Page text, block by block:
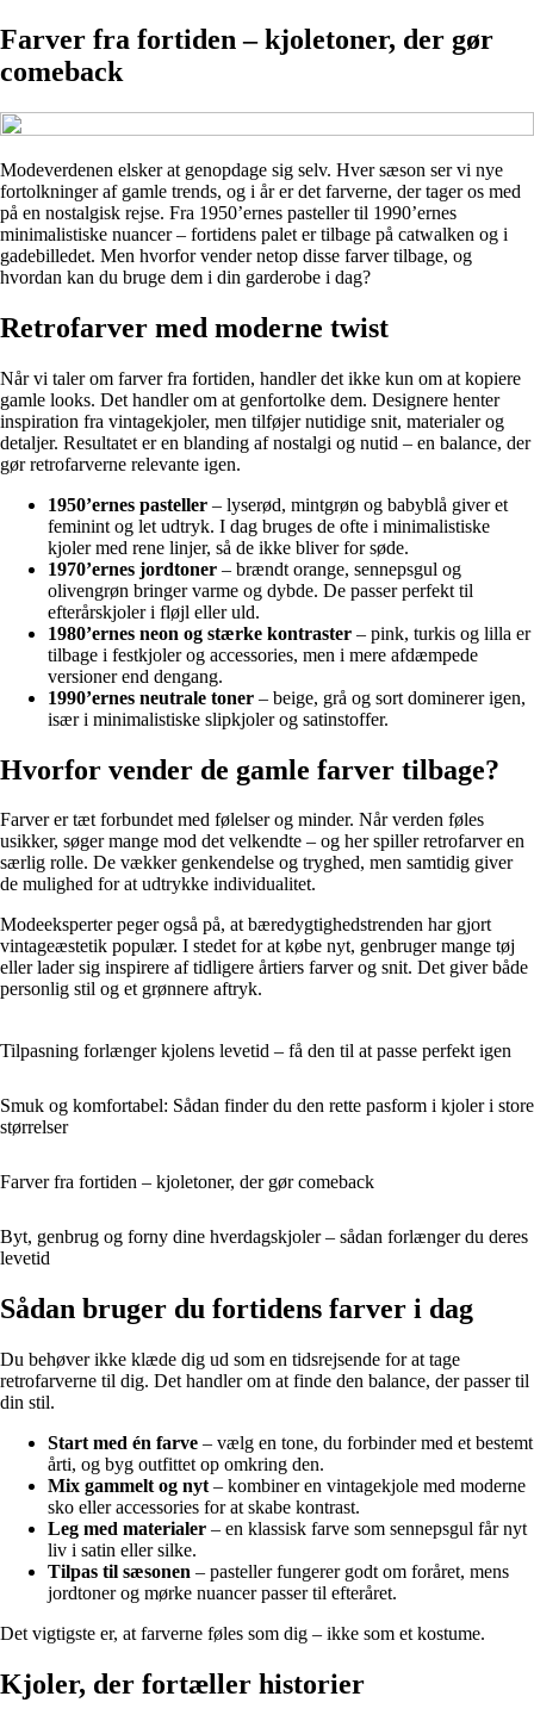
Farver fra fortiden – kjoletoner, der gør
comeback
Modeverdenen elsker at genopdage sig selv. Hver sæson ser vi nye
fortolkninger af gamle trends, og i år er det farverne, der tager os med
på en nostalgisk rejse. Fra 1950’ernes pasteller til 1990’ernes
minimalistiske nuancer – fortidens palet er tilbage på catwalken og i
gadebilledet. Men hvorfor vender netop disse farver tilbage, og
hvordan kan du bruge dem i din garderobe i dag?
Retrofarver med moderne twist
Når vi taler om farver fra fortiden, handler det ikke kun om at kopiere
gamle looks. Det handler om at genfortolke dem. Designere henter
inspiration fra vintagekjoler, men tilføjer nutidige snit, materialer og
detaljer. Resultatet er en blanding af nostalgi og nutid – en balance, der
gør retrofarverne relevante igen.
1950’ernes pasteller – lyserød, mintgrøn og babyblå giver et
feminint og let udtryk. I dag bruges de ofte i minimalistiske
kjoler med rene linjer, så de ikke bliver for søde.
1970’ernes jordtoner – brændt orange, sennepsgul og
olivengrøn bringer varme og dybde. De passer perfekt til
efterårskjoler i fløjl eller uld.
1980’ernes neon og stærke kontraster – pink, turkis og lilla er
tilbage i festkjoler og accessories, men i mere afdæmpede
versioner end dengang.
1990’ernes neutrale toner – beige, grå og sort dominerer igen,
især i minimalistiske slipkjoler og satinstoffer.
Hvorfor vender de gamle farver tilbage?
Farver er tæt forbundet med følelser og minder. Når verden føles
usikker, søger mange mod det velkendte – og her spiller retrofarver en
særlig rolle. De vækker genkendelse og tryghed, men samtidig giver
de mulighed for at udtrykke individualitet.
Modeeksperter peger også på, at bæredygtighedstrenden har gjort
vintageæstetik populær. I stedet for at købe nyt, genbruger mange tøj
eller lader sig inspirere af tidligere årtiers farver og snit. Det giver både
personlig stil og et grønnere aftryk.
Tilpasning forlænger kjolens levetid – få den til at passe perfekt igen
Smuk og komfortabel: Sådan finder du den rette pasform i kjoler i store
størrelser
Farver fra fortiden – kjoletoner, der gør comeback
Byt, genbrug og forny dine hverdagskjoler – sådan forlænger du deres
levetid
Sådan bruger du fortidens farver i dag
Du behøver ikke klæde dig ud som en tidsrejsende for at tage
retrofarverne til dig. Det handler om at finde den balance, der passer til
din stil.
Start med én farve – vælg en tone, du forbinder med et bestemt
årti, og byg outfittet op omkring den.
Mix gammelt og nyt – kombiner en vintagekjole med moderne
sko eller accessories for at skabe kontrast.
Leg med materialer – en klassisk farve som sennepsgul får nyt
liv i satin eller silke.
Tilpas til sæsonen – pasteller fungerer godt om foråret, mens
jordtoner og mørke nuancer passer til efteråret.
Det vigtigste er, at farverne føles som dig – ikke som et kostume.
Kjoler, der fortæller historier